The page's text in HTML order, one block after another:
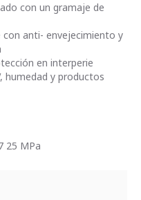
con un gramaje de
anti- envejecimiento y
en interperie
humedad y productos
25 MPa